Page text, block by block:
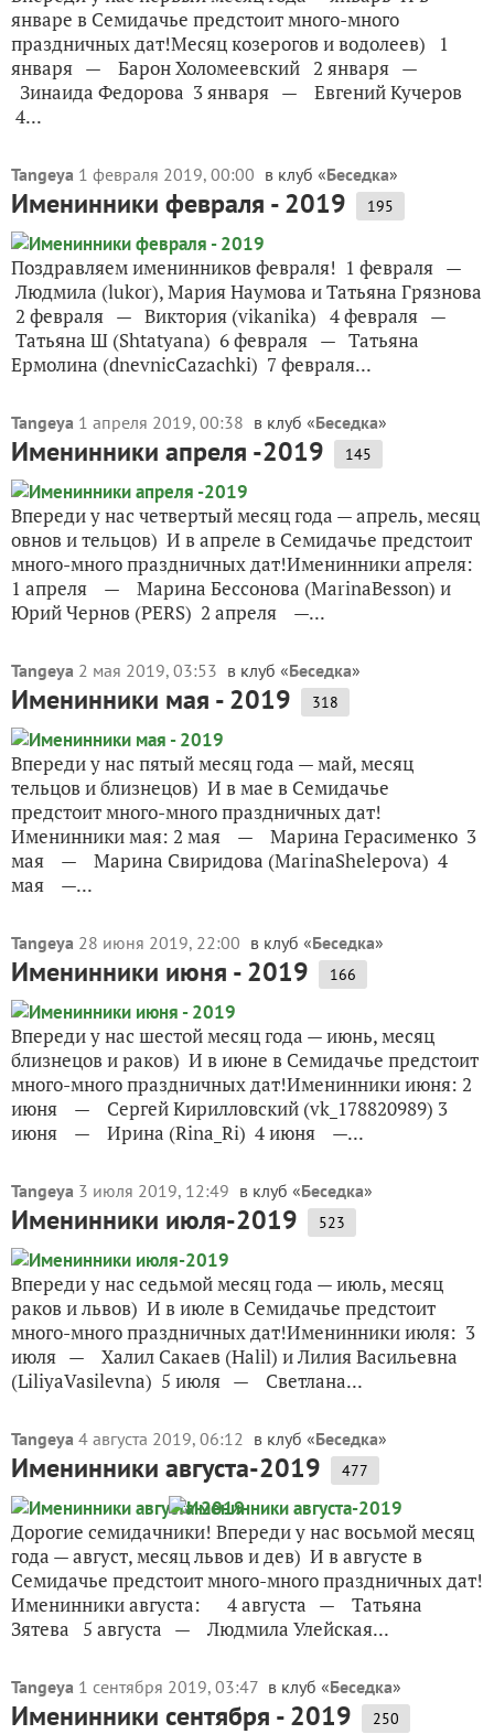
январе в Семидачье предстоит много-много
праздничных дат!Месяц козерогов и водолеев) 1
января — Барон Холомеевский 2 января —
Зинаида Федорова 3 января — Евгений Кучеров
4...
Tangeya 1 февраля 2019, 00:00 в клуб «Беседка»
Именинники февраля - 2019 195
Поздравляем именинников февраля! 1 февраля —
Людмила (lukor), Мария Наумова и Татьяна Грязнова
2 февраля — Виктория (vikanika) 4 февраля —
Татьяна Ш (Shtatyana) 6 февраля — Татьяна
Ермолина (dnevnicCazachki) 7 февраля...
Tangeya 1 апреля 2019, 00:38 в клуб «Беседка»
Именинники апреля -2019 145
Впереди у нас четвертый месяц года — апрель, месяц
овнов и тельцов) И в апреле в Семидачье предстоит
много-много праздничных дат!Именинники апреля:
1 апреля — Марина Бессонова (MarinaBesson) и
Юрий Чернов (PERS) 2 апреля —...
Tangeya 2 мая 2019, 03:53 в клуб «Беседка»
Именинники мая - 2019 318
Впереди у нас пятый месяц года — май, месяц
тельцов и близнецов) И в мае в Семидачье
предстоит много-много праздничных дат!
Именинники мая: 2 мая — Марина Герасименко 3
мая — Марина Свиридова (MarinaShelepova) 4
мая —...
Tangeya 28 июня 2019, 22:00 в клуб «Беседка»
Именинники июня - 2019 166
Впереди у нас шестой месяц года — июнь, месяц
близнецов и раков) И в июне в Семидачье предстоит
много-много праздничных дат!Именинники июня: 2
июня — Сергей Кирилловский (vk_178820989) 3
июня — Ирина (Rina_Ri) 4 июня —...
Tangeya 3 июля 2019, 12:49 в клуб «Беседка»
Именинники июля-2019 523
Впереди у нас седьмой месяц года — июль, месяц
раков и львов) И в июле в Семидачье предстоит
много-много праздничных дат!Именинники июля: 3
июля — Халил Сакаев (Halil) и Лилия Васильевна
(LiliyaVasilevna) 5 июля — Светлана...
Tangeya 4 августа 2019, 06:12 в клуб «Беседка»
Именинники августа-2019 477
Дорогие семидачники! Впереди у нас восьмой месяц
года — август, месяц львов и дев) И в августе в
Семидачье предстоит много-много праздничных дат!
Именинники августа: 4 августа — Татьяна
Зятева 5 августа — Людмила Улейская...
Tangeya 1 сентября 2019, 03:47 в клуб «Беседка»
Именинники сентября - 2019 250